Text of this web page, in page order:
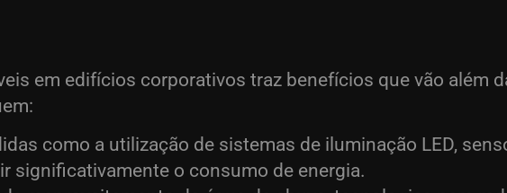
em edifícios corporativos traz benefícios que vão além
como a utilização de sistemas de iluminação LED,
significativamente o consumo de energia.